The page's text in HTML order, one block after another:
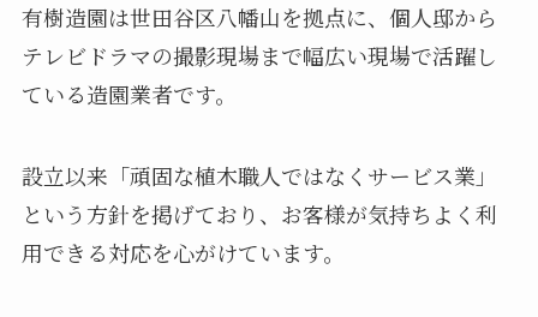
有樹造園は世田谷区八幡山を拠点に、個人邸から
テレビドラマの撮影現場まで幅広い現場で活躍し
ている造園業者です。
設立以来「頑固な植木職人ではなくサービス業」
という方針を掲げており、お客様が気持ちよく利
用できる対応を心がけています。